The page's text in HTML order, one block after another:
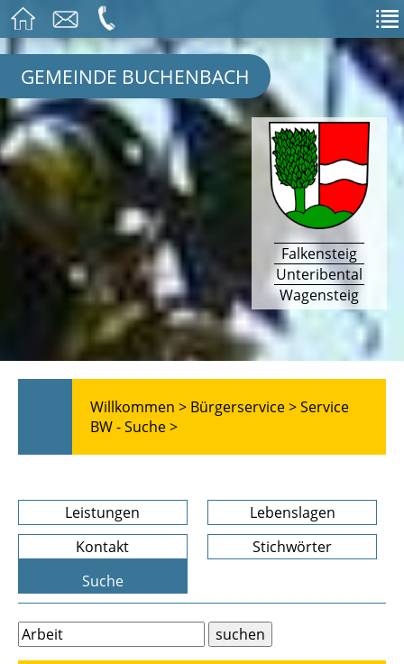
GEMEINDE BUCHENBACH
Falkensteig
Unteribental
Wagensteig
Willkommen > Bürgerservice >Service
BW - Suche >
Leistungen
Lebenslagen
Kontakt
Stichwörter
Suche